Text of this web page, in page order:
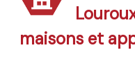
maisons et